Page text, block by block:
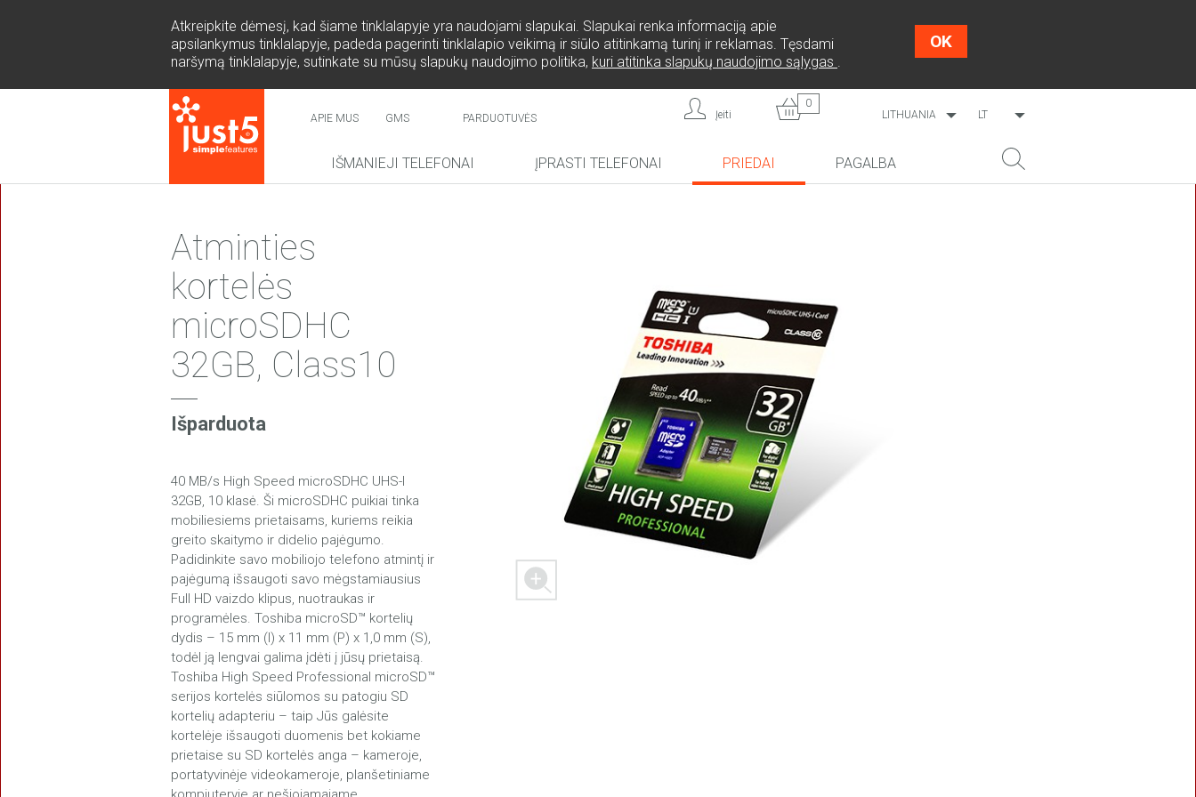
Atkreipkite dėmesį, kad šiame tinklalapyje yra naudojami slapukai. Slapukai renka informaciją apie
apsilankymus tinklalapyje, padeda pagerinti tinklalapio veikimą ir siūlo atitinkamą turinį ir reklamas. Tęsdami
naršymą tinklalapyje, sutinkate su mūsų slapukų naudojimo politika, kuri atitinka slapukų naudojimo sąlygas .
OK
IŠMANIEJI TELEFONAI
COSMO L808 FREEDOM C100 COSMO L707
FREEDOM M303 FREEDOM X1 FREEDOM BLASTER 2
SPACER 2
ĮPRASTI TELEFONAI
CP10S CP09
PRIEDAI PAGALBA
APIE MUS GMS PARDUOTUVĖS Įeiti LITHUANIA LT
EN
0
Atminties
kortelės
microSDHC
32GB, Class10
Išparduota
40 MB/s High Speed microSDHC UHS-I
32GB, 10 klasė. Ši microSDHC puikiai tinka
mobiliesiems prietaisams, kuriems reikia
greito skaitymo ir didelio pajėgumo.
Padidinkite savo mobiliojo telefono atmintį ir
pajėgumą išsaugoti savo mėgstamiausius
Full HD vaizdo klipus, nuotraukas ir
programėles. Toshiba microSD™ kortelių
dydis – 15 mm (I) x 11 mm (P) x 1,0 mm (S),
todėl ją lengvai galima įdėti į jūsų prietaisą.
Toshiba High Speed Professional microSD™
serijos kortelės siūlomos su patogiu SD
kortelių adapteriu – taip Jūs galėsite
kortelėje išsaugoti duomenis bet kokiame
prietaise su SD kortelės anga – kameroje,
portatyvinėje videokameroje, planšetiniame